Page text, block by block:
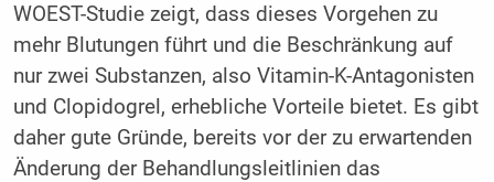
WOEST-Studie zeigt, dass dieses Vorgehen zu
mehr Blutungen führt und die Beschränkung auf
nur zwei Substanzen, also Vitamin-K-Antagonisten
und Clopidogrel, erhebliche Vorteile bietet. Es gibt
daher gute Gründe, bereits vor der zu erwartenden
Änderung der Behandlungsleitlinien das